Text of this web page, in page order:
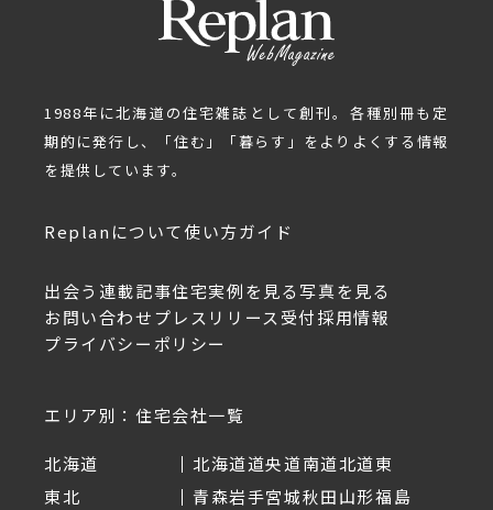
1988年に北海道の住宅雑誌として創刊。各種別冊も定
期的に発行し、「住む」「暮らす」をよりよくする情報
を提供しています。
Replanについて使い方ガイド
出会う 連載記事住宅実例を見る写真を見る
お問い合わせ プレスリリース受付採用情報
プライバシーポリシー
エリア別：住宅会社一覧
北海道 北海道道央道南道北道東
東北
青森岩手宮城秋田山形福島